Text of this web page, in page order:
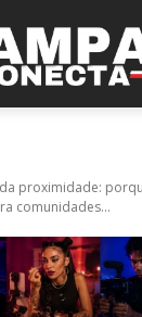
proximidade:
comunidades...